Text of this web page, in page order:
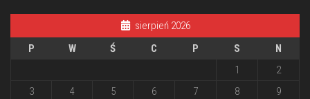
sierpień 2026
P
W Ś C P S
N
1
2
3
4 5 6 7 8
9